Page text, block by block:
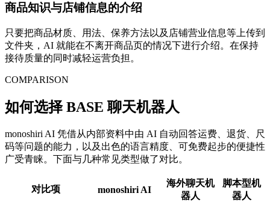
商品知识与店铺信息的介绍
只要把商品材质、用法、保养方法以及店铺营业信息等上传到
文件夹，AI 就能在不离开商品页的情况下进行介绍。在保持
接待质量的同时减轻运营负担。
COMPARISON
如何选择 BASE 聊天机器人
monoshiri AI 凭借从内部资料中由 AI 自动回答运费、退货、尺
码等问题的能力，以及出色的语言精度、可免费起步的便捷性
广受青睐。下面与几种常见类型做了对比。
对比项 monoshiri AI
海外聊天机
器人
脚本型机
器人